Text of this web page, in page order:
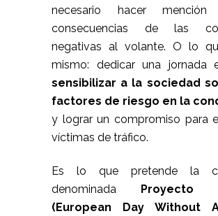
necesario hacer
consecuencias de las
negativas al volante. O lo
mismo: dedicar una jornada
sensibilizar a la sociedad
factores de riesgo en la
y lograr un compromiso para
víctimas de tráfico.
Es lo que pretende la
denominada Proyecto
(European Day Without